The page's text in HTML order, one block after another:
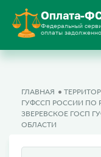
Оплата-
Федеральный
оплаты
ГЛАВНАЯ
ГУФССП РОССИИ ПО
ЗВЕРЕВСКОЕ ГОСП
ОБЛАСТИ